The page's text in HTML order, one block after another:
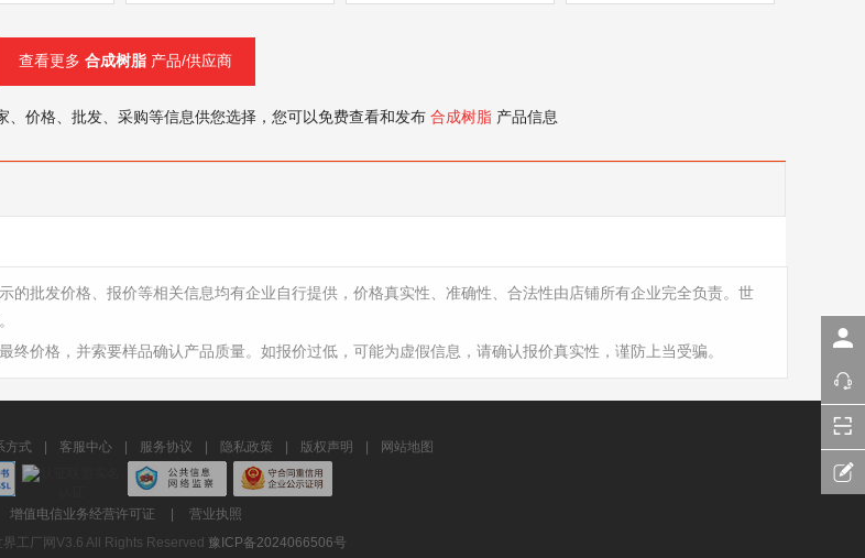
查看更多 合成树脂 产品/供应商
、价格、批发、采购等信息供您选择，您可以免费查看和发布 合成树脂 产品信息
的批发价格、报价等相关信息均有企业自行提供，价格真实性、准确性、合法性由店铺所有企业完全负责。世
终价格，并索要样品确认产品质量。如报价过低，可能为虚假信息，请确认报价真实性，谨防上当受骗。
方式 客服中心 服务协议 隐私政策 版权声明 网站地图
增值电信业务经营许可证
营业执照
工厂网V3.6 All Rights Reserved 豫ICP备2024066506号